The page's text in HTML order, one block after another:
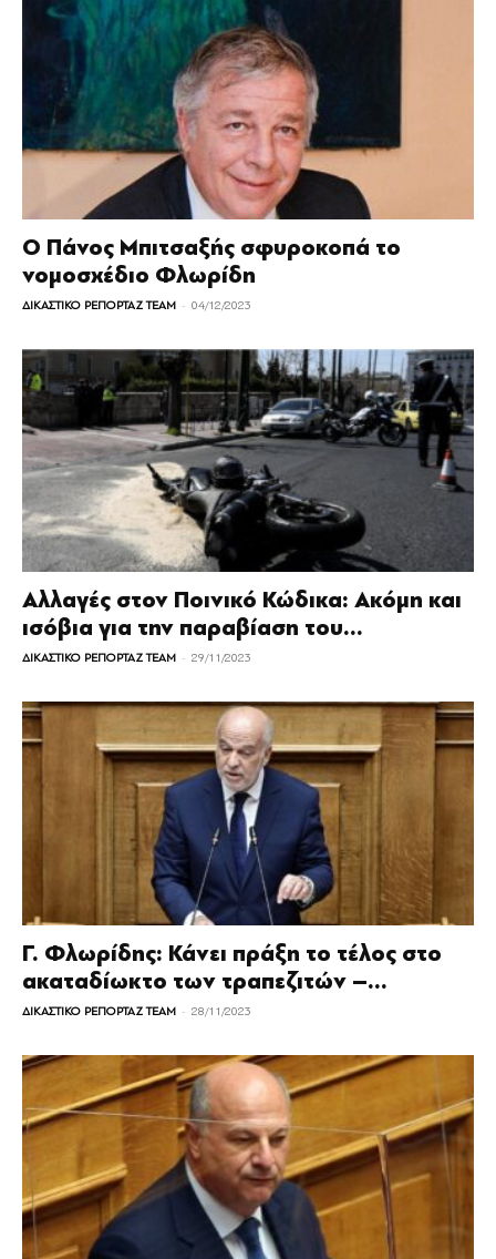
Ο Πάνος Μπιτσαξής σφυροκοπά το
νομοσχέδιο Φλωρίδη
ΔΙΚΑΣΤΙΚΟ ΡΕΠΟΡΤΑΖ TEAM - 04/12/2023
Αλλαγές στον Ποινικό Κώδικα: Ακόμη και
ισόβια για την παραβίαση του...
ΔΙΚΑΣΤΙΚΟ ΡΕΠΟΡΤΑΖ TEAM - 29/11/2023
Γ. Φλωρίδης: Κάνει πράξη το τέλος στο
ακαταδίωκτο των τραπεζιτών –...
ΔΙΚΑΣΤΙΚΟ ΡΕΠΟΡΤΑΖ TEAM - 28/11/2023